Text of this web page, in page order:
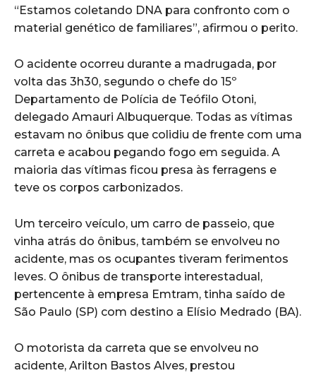
“Estamos coletando DNA para confronto com o
material genético de familiares”, afirmou o perito.
O acidente ocorreu durante a madrugada, por
volta das 3h30, segundo o chefe do 15º
Departamento de Polícia de Teófilo Otoni,
delegado Amauri Albuquerque. Todas as vítimas
estavam no ônibus que colidiu de frente com uma
carreta e acabou pegando fogo em seguida. A
maioria das vítimas ficou presa às ferragens e
teve os corpos carbonizados.
Um terceiro veículo, um carro de passeio, que
vinha atrás do ônibus, também se envolveu no
acidente, mas os ocupantes tiveram ferimentos
leves. O ônibus de transporte interestadual,
pertencente à empresa Emtram, tinha saído de
São Paulo (SP) com destino a Elísio Medrado (BA).
O motorista da carreta que se envolveu no
acidente, Arilton Bastos Alves, prestou